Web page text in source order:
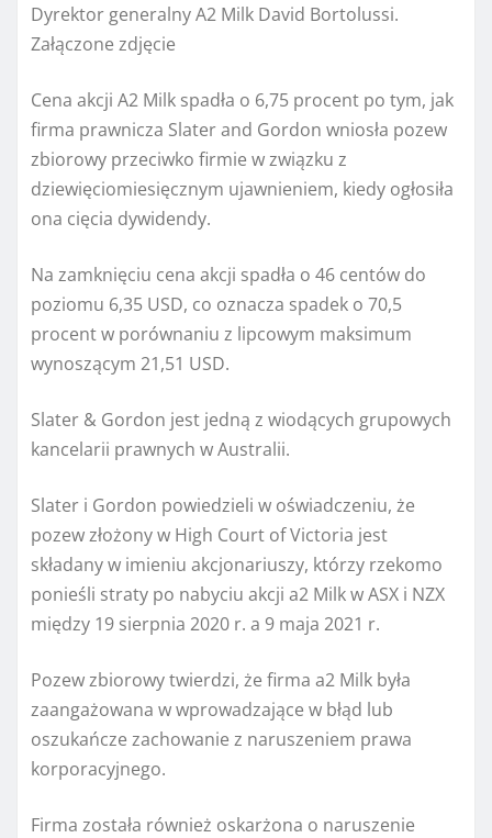
Dyrektor generalny A2 Milk David Bortolussi.
Załączone zdjęcie
Cena akcji A2 Milk spadła o 6,75 procent po tym, jak
firma prawnicza Slater and Gordon wniosła pozew
zbiorowy przeciwko firmie w związku z
dziewięciomiesięcznym ujawnieniem, kiedy ogłosiła
ona cięcia dywidendy.
Na zamknięciu cena akcji spadła o 46 centów do
poziomu 6,35 USD, co oznacza spadek o 70,5
procent w porównaniu z lipcowym maksimum
wynoszącym 21,51 USD.
Slater & Gordon jest jedną z wiodących grupowych
kancelarii prawnych w Australii.
Slater i Gordon powiedzieli w oświadczeniu, że
pozew złożony w High Court of Victoria jest
składany w imieniu akcjonariuszy, którzy rzekomo
ponieśli straty po nabyciu akcji a2 Milk w ASX i NZX
między 19 sierpnia 2020 r. a 9 maja 2021 r.
Pozew zbiorowy twierdzi, że firma a2 Milk była
zaangażowana w wprowadzające w błąd lub
oszukańcze zachowanie z naruszeniem prawa
korporacyjnego.
Firma została również oskarżona o naruszenie